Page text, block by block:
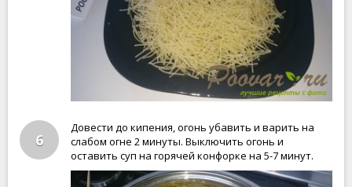
6
Довести до кипения, огонь убавить и варить на
слабом огне 2 минуты. Выключить огонь и
оставить суп на горячей конфорке на 5-7 минут.